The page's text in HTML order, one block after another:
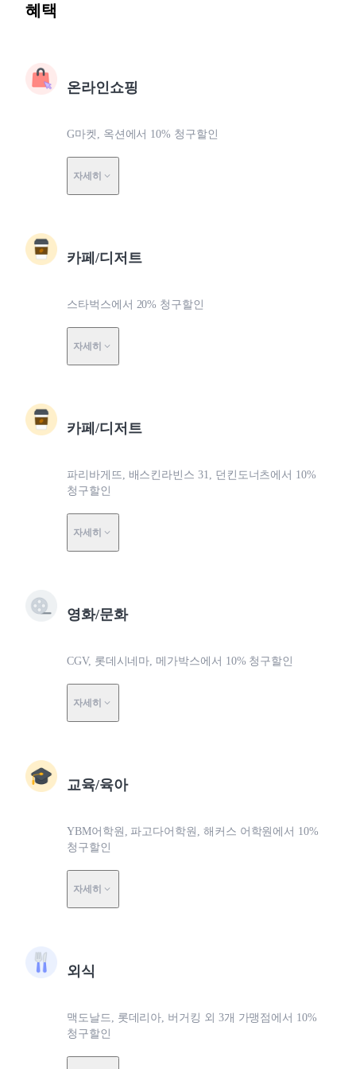
혜택
온라인쇼핑
G마켓, 옥션에서 10% 청구할인
자세히
카페/디저트
스타벅스에서 20% 청구할인
자세히
카페/디저트
파리바게뜨, 배스킨라빈스 31, 던킨도너츠에서 10%
청구할인
자세히
영화/문화
CGV, 롯데시네마, 메가박스에서 10% 청구할인
자세히
교육/육아
YBM어학원, 파고다어학원, 해커스 어학원에서 10%
청구할인
자세히
외식
맥도날드, 롯데리아, 버거킹 외 3개 가맹점에서 10%
청구할인